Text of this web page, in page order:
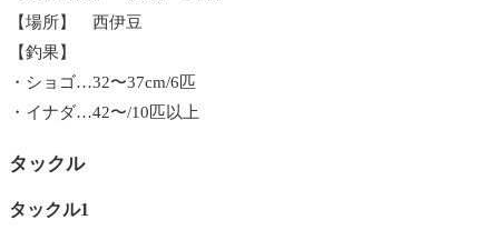
【場所】 西伊豆
【釣果】
・ショゴ…32〜37cm/6匹
・イナダ…42〜/10匹以上
タックル
タックル1